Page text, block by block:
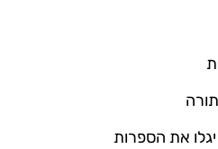
את הספרות